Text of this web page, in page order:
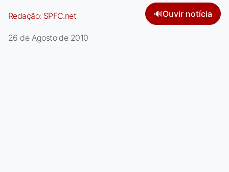
Redação: SPFC.net 🔊Ouvir notícia
26 de Agosto de 2010